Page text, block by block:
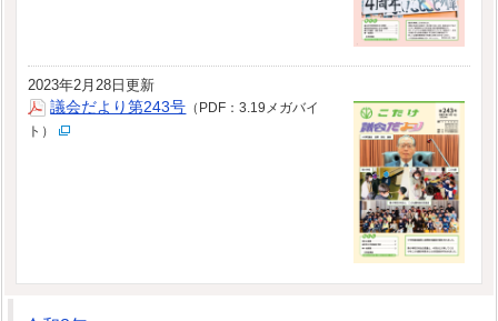
2023年2月28日更新
議会だより第243号 （PDF：3.19メガバイ
ト）